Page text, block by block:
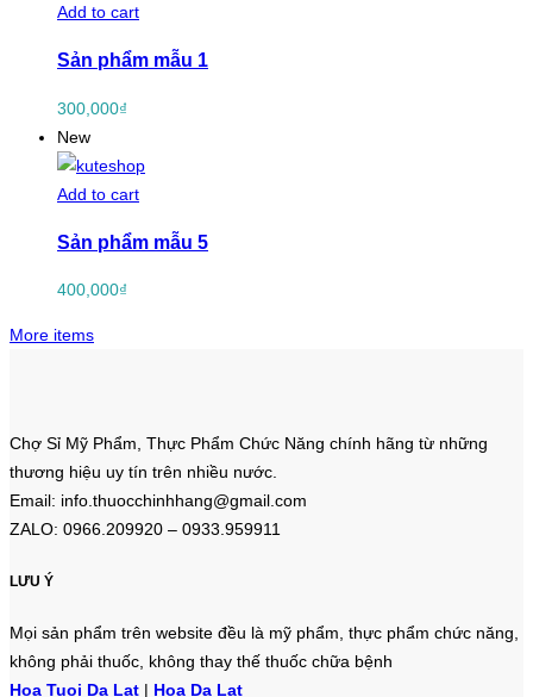
Add to cart
Sản phẩm mẫu 1
300,000₫
New
Add to cart
Sản phẩm mẫu 5
400,000₫
More items
Chợ Sỉ Mỹ Phẩm, Thực Phẩm Chức Năng chính hãng từ những
thương hiệu uy tín trên nhiều nước.
Email: info.thuocchinhhang@gmail.com
ZALO: 0966.209920 – 0933.959911
LƯU Ý
Mọi sản phẩm trên website đều là mỹ phẩm, thực phẩm chức năng,
không phải thuốc, không thay thế thuốc chữa bệnh
Hoa Tuoi Da Lat | Hoa Da Lat